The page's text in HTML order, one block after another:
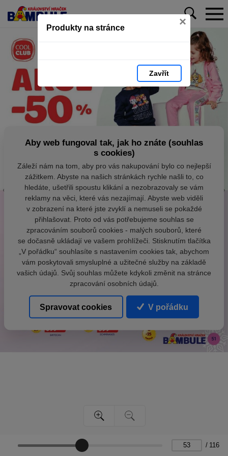
Produkty na stránce ×
Zavřít
/ 116
Aby web fungoval tak, jak ho znáte (souhlas
s cookies)
Záleží nám na tom, aby pro vás nakupování bylo co nejlepší
zážitkem. Abyste na našich stránkách rychle našli to, co
hledáte, ušetřili spoustu klikání a nezobrazovaly se vám
reklamy na věci, které vás nezajímají. Abyste web viděli
v zobrazení na které jste zvyklí a nemuseli se pokaždé
přihlašovat. Proto od vás potřebujeme souhlas se
zpracováním souborů cookies - malých souborů, které
se dočasně ukládají ve vašem prohlížeči. Stisknutím tlačítka
„V pořádku“ souhlasíte s nastavením cookies tak, abychom
vám poskytovali smysluplné a užitečné služby na základě
vašich údajů. Svůj souhlas můžete kdykoli změnit na stránce
zpracování osobních údajů.
Spravovat cookies V pořádku